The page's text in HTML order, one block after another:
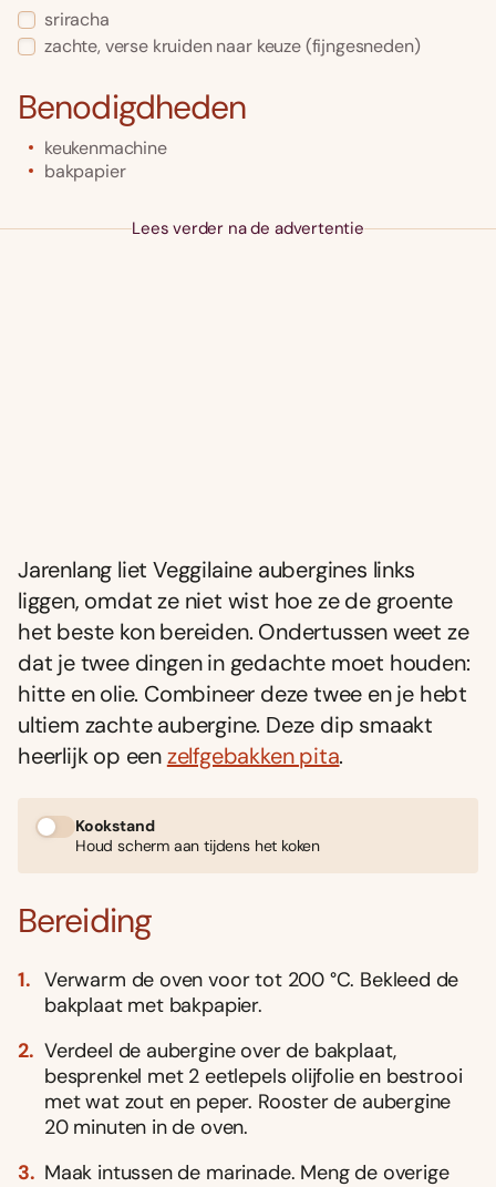
sriracha
zachte, verse kruiden naar keuze(fijngesneden)
Benodigdheden
keukenmachine
bakpapier
Lees verder na de advertentie
Jarenlang liet Veggilaine aubergines links
liggen, omdat ze niet wist hoe ze de groente
het beste kon bereiden. Ondertussen weet ze
dat je twee dingen in gedachte moet houden:
hitte en olie. Combineer deze twee en je hebt
ultiem zachte aubergine. Deze dip smaakt
heerlijk op eenzelfgebakken pita.
Kookstand
Houd scherm aan tijdens het koken
Bereiding
Verwarm de oven voor tot 200 °C. Bekleed de
bakplaat met bakpapier.
Verdeel de aubergine over de bakplaat,
besprenkel met 2 eetlepels olijfolie en bestrooi
met wat zout en peper. Rooster de aubergine
20 minuten in de oven.
Maak intussen de marinade. Meng de overige